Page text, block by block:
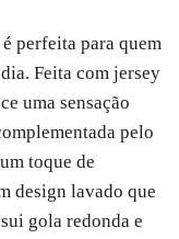
perfeita para quem
Feita com jersey
uma sensação
pelo
toque de
design lavado que
gola redonda e